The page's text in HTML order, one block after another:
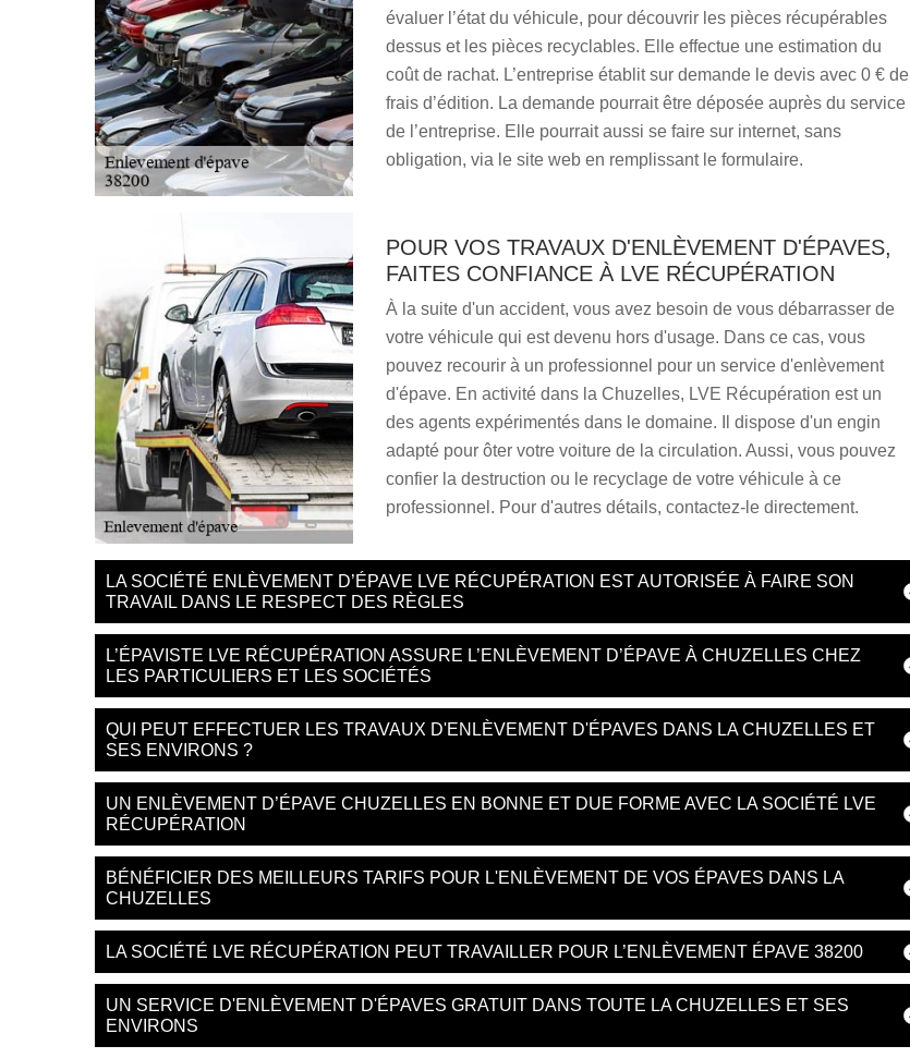
évaluer l’état du véhicule, pour découvrir les pièces récupérables
dessus et les pièces recyclables. Elle effectue une estimation du
coût de rachat. L’entreprise établit sur demande le devis avec 0 € de
frais d’édition. La demande pourrait être déposée auprès du service
de l’entreprise. Elle pourrait aussi se faire sur internet, sans
obligation, via le site web en remplissant le formulaire.
POUR VOS TRAVAUX D'ENLÈVEMENT D'ÉPAVES,
FAITES CONFIANCE À LVE RÉCUPÉRATION
À la suite d'un accident, vous avez besoin de vous débarrasser de
votre véhicule qui est devenu hors d'usage. Dans ce cas, vous
pouvez recourir à un professionnel pour un service d'enlèvement
d'épave. En activité dans la Chuzelles, LVE Récupération est un
des agents expérimentés dans le domaine. Il dispose d'un engin
adapté pour ôter votre voiture de la circulation. Aussi, vous pouvez
confier la destruction ou le recyclage de votre véhicule à ce
professionnel. Pour d'autres détails, contactez-le directement.
LA SOCIÉTÉ ENLÈVEMENT D’ÉPAVE LVE RÉCUPÉRATION EST AUTORISÉE À FAIRE SON
TRAVAIL DANS LE RESPECT DES RÈGLES
L’ÉPAVISTE LVE RÉCUPÉRATION ASSURE L’ENLÈVEMENT D’ÉPAVE À CHUZELLES CHEZ
LES PARTICULIERS ET LES SOCIÉTÉS
QUI PEUT EFFECTUER LES TRAVAUX D'ENLÈVEMENT D'ÉPAVES DANS LA CHUZELLES ET
SES ENVIRONS ?
UN ENLÈVEMENT D’ÉPAVE CHUZELLES EN BONNE ET DUE FORME AVEC LA SOCIÉTÉ LVE
RÉCUPÉRATION
BÉNÉFICIER DES MEILLEURS TARIFS POUR L'ENLÈVEMENT DE VOS ÉPAVES DANS LA
CHUZELLES
LA SOCIÉTÉ LVE RÉCUPÉRATION PEUT TRAVAILLER POUR L’ENLÈVEMENT ÉPAVE 38200
UN SERVICE D'ENLÈVEMENT D'ÉPAVES GRATUIT DANS TOUTE LA CHUZELLES ET SES
ENVIRONS